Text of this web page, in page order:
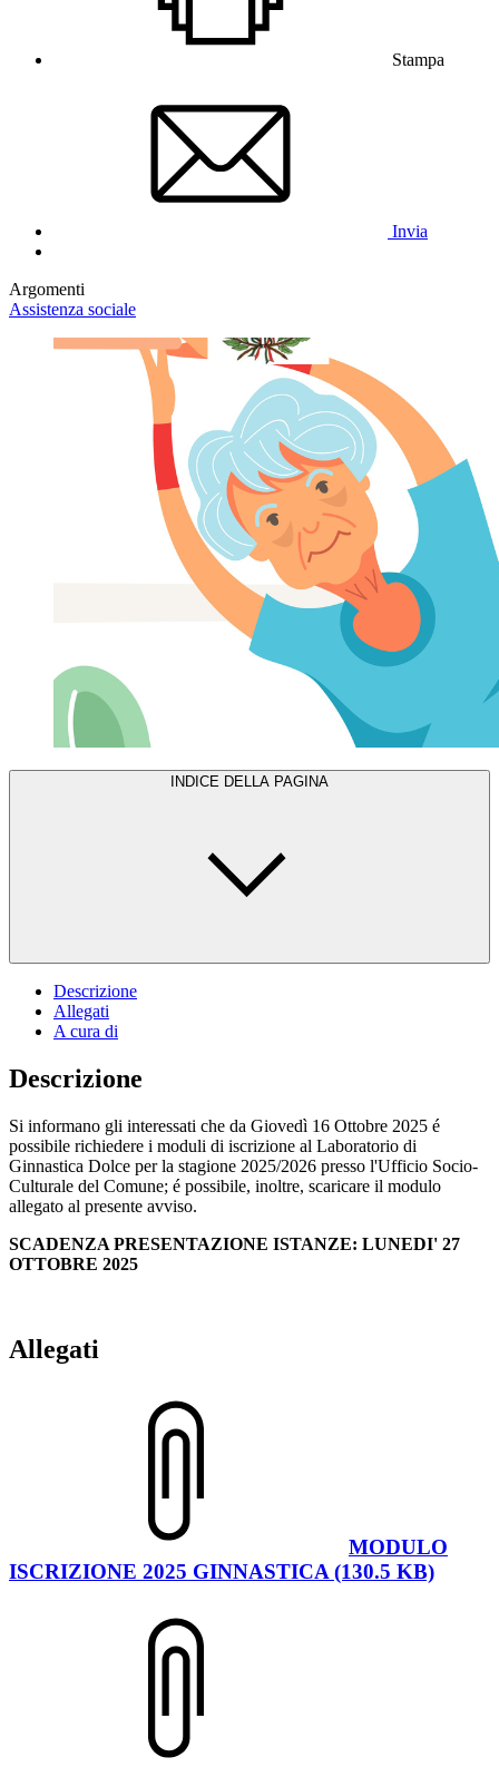
Stampa
Invia
Argomenti
Assistenza sociale
INDICE DELLA PAGINA
Descrizione
Allegati
A cura di
Descrizione
Si informano gli interessati che da Giovedì 16 Ottobre 2025 é
possibile richiedere i moduli di iscrizione al Laboratorio di
Ginnastica Dolce per la stagione 2025/2026 presso l'Ufficio Socio-
Culturale del Comune; é possibile, inoltre, scaricare il modulo
allegato al presente avviso.
SCADENZA PRESENTAZIONE ISTANZE: LUNEDI' 27
OTTOBRE 2025
Allegati
MODULO
ISCRIZIONE 2025 GINNASTICA (130.5 KB)